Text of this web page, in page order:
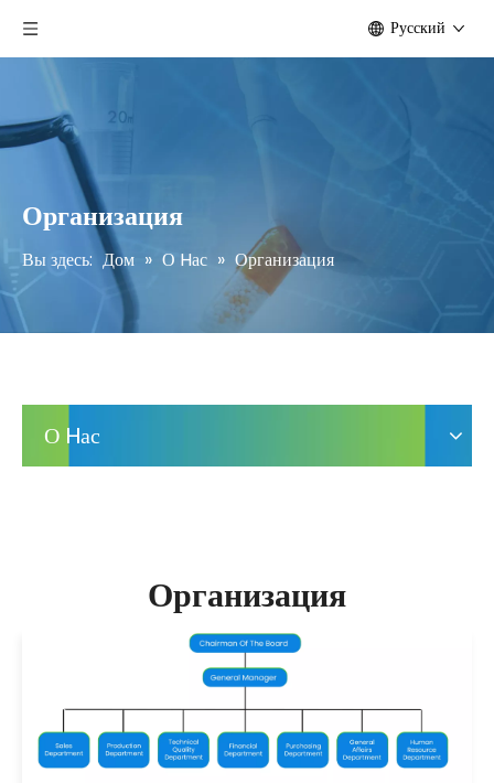
Pусский
Организация
Вы здесь: Дом » О Hас » Организация
О Hас
Организация